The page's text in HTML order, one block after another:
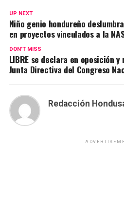
UP NEXT
Niño genio hondureño
en proyectos vinculados a la
DON'T MISS
LIBRE se declara en oposición
Junta Directiva del Congreso
Redacción